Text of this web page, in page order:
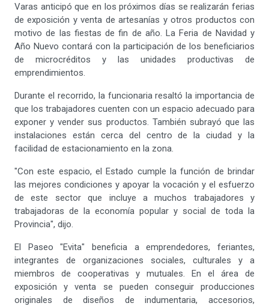
Varas anticipó que en los próximos días se realizarán ferias
de exposición y venta de artesanías y otros productos con
motivo de las fiestas de fin de año. La Feria de Navidad y
Año Nuevo contará con la participación de los beneficiarios
de microcréditos y las unidades productivas de
emprendimientos.
Durante el recorrido, la funcionaria resaltó la importancia de
que los trabajadores cuenten con un espacio adecuado para
exponer y vender sus productos. También subrayó que las
instalaciones están cerca del centro de la ciudad y la
facilidad de estacionamiento en la zona.
"Con este espacio, el Estado cumple la función de brindar
las mejores condiciones y apoyar la vocación y el esfuerzo
de este sector que incluye a muchos trabajadores y
trabajadoras de la economía popular y social de toda la
Provincia", dijo.
El Paseo "Evita" beneficia a emprendedores, feriantes,
integrantes de organizaciones sociales, culturales y a
miembros de cooperativas y mutuales. En el área de
exposición y venta se pueden conseguir producciones
originales de diseños de indumentaria, accesorios,